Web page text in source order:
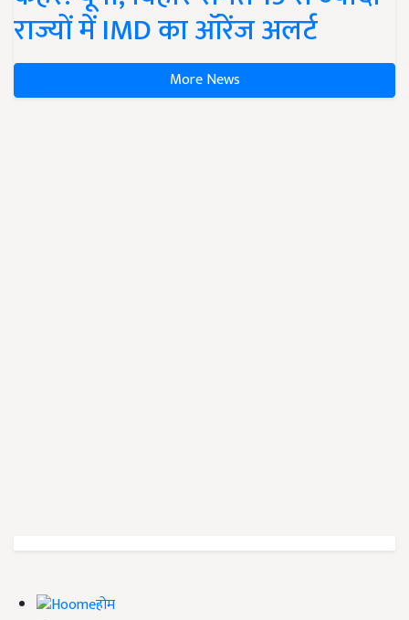
राज्यों में IMD का ऑरेंज अलर्ट
More News
होम